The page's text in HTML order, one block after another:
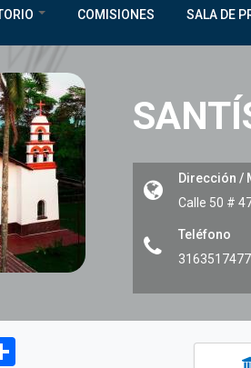
COMISIONES SALA DE
Dirección /
Calle 50 #
Teléfono
3163517477